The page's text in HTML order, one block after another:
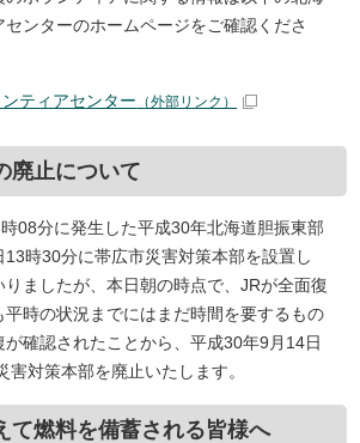
ンターのホームページをご確認くださ
ティアセンター （外部リンク）
廃止について
08分に発生した平成30年北海道胆振東部
時30分に帯広市災害対策本部を設置し
ましたが、本日朝の時点で、JRが全面復
平時の状況までにはまだ時間を要するもの
確認されたことから、平成30年9月14日
害対策本部を廃止いたします。
て燃料を備蓄される皆様へ